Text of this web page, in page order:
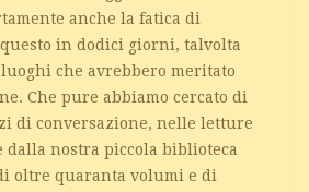
anche la fatica di
in dodici giorni, talvolta
che avrebbero meritato
Che pure abbiamo cercato di
di conversazione, nelle letture
dalla nostra piccola biblioteca
oltre quaranta volumi e di